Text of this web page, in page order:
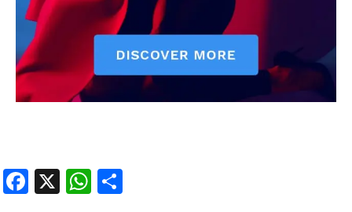
Facebook
X WhatsApp